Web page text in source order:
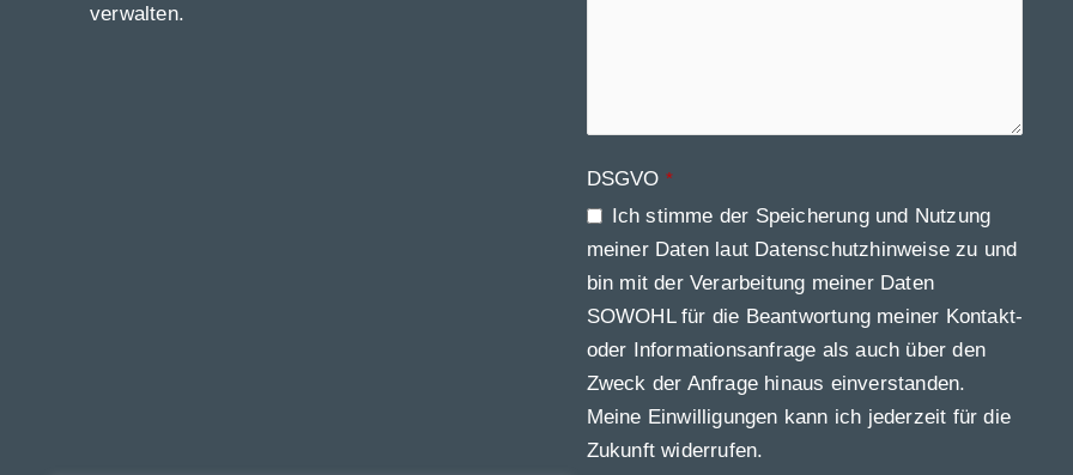
verwalten.
DSGVO *
Ich stimme der Speicherung und Nutzung
meiner Daten laut Datenschutzhinweise zu und
bin mit der Verarbeitung meiner Daten
SOWOHL für die Beantwortung meiner Kontakt-
oder Informationsanfrage als auch über den
Zweck der Anfrage hinaus einverstanden.
Meine Einwilligungen kann ich jederzeit für die
Zukunft widerrufen.